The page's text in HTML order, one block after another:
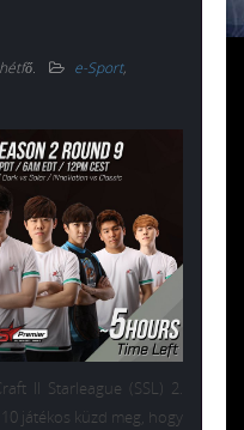
. e-Sport,
II Starleague (SSL) 2.
játékos küzd meg, hogy